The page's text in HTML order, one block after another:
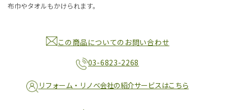
布巾やタオルもかけられます。
この商品についてのお問い合わせ
03-6823-2268
リフォーム・リノベ会社の紹介サービスはこちら